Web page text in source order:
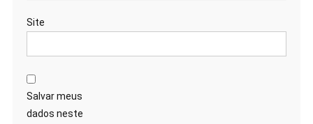
Site
Salvar meus
dados neste